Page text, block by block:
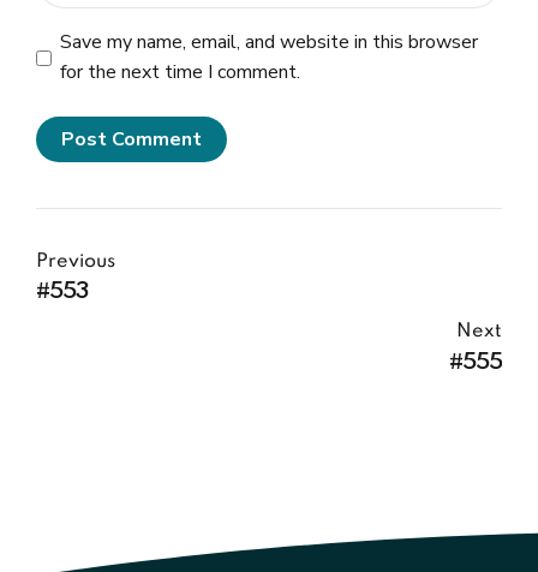
Save my name, email, and website in this browser
for the next time I comment.
Post Comment
Previous
#553
Next
#555